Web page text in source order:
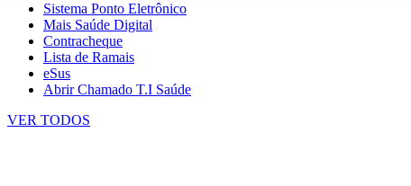
Sistema Ponto Eletrônico
Mais Saúde Digital
Contracheque
Lista de Ramais
eSus
Abrir Chamado T.I Saúde
VER TODOS